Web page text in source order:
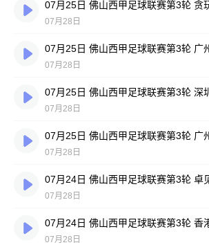
07月28日
07月28日
07月28日
07月28日
07月28日
07月28日